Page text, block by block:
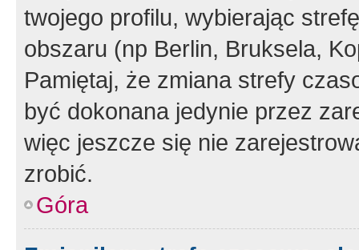
twojego profilu, wybierając
obszaru (np Berlin, Bruksela,
Pamiętaj, że zmiana strefy
być dokonana jedynie przez
więc jeszcze się nie
zrobić.
Góra